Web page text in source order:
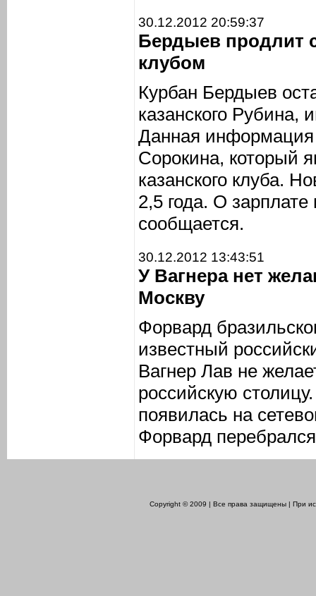
30.12.2012 20:59:37
Бердыев продлит
клубом
Курбан Бердыев
казанского
Данная информация
Сорокина, который
казанского клуба.
2,5 года. О
сообщается.
30.12.2012 13:43:51
У Вагнера нет
Москву
Форвард
известный
Вагнер Лав не
российскую
появилась на
Форвард
Copyright © 2009 | Все права защищены | При